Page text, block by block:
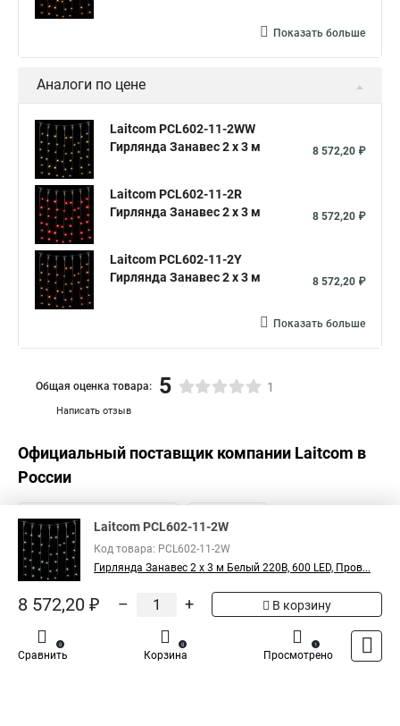
Показать больше
Аналоги по цене
Laitcom PCL602-11-2WW
Гирлянда Занавес 2 x 3 м
8 572,20 ₽
Laitcom PCL602-11-2R
Гирлянда Занавес 2 x 3 м
8 572,20 ₽
Laitcom PCL602-11-2Y
Гирлянда Занавес 2 x 3 м
8 572,20 ₽
Показать больше
Написать отзыв
Общая оценка товара: 5 1
Официальный поставщик компании Laitcom в
России
Laitcom PCL602-11-2W
Код товара: PCL602-11-2W
Гирлянда Занавес 2 x 3 м Белый 220В, 600 LED, Пров...
8 572,20 ₽ – + В корзину
Сравнить
0
Корзина
0
Просмотрено
1